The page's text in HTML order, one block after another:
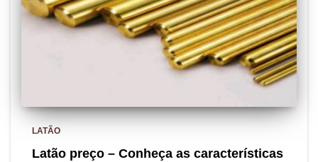
LATÃO
Latão preço – Conheça as características